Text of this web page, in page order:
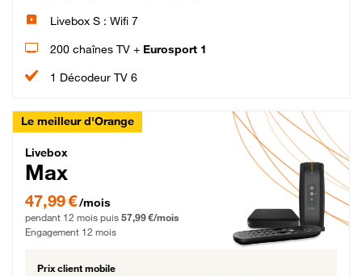
Livebox S : Wifi 7
200 chaînes TV + Eurosport 1
1 Décodeur TV 6
Le meilleur d'Orange
Livebox Max Fibre
Livebox
Max
47,99 € par mois pendant 12 mois puis 57,99 € par mois, Engagement 12 mois
47,99 €/mois
pendant 12 mois puis 57,99 €/mois
Engagement 12 mois
Prix client mobile